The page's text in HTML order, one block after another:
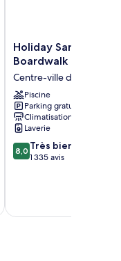
Holiday
Sands
On
the
Boardwalk
Centre-
ville
de
Myrtle
Holiday Sands
Boardwalk
Centre-ville de Myrtle
Piscine
Parking gratuit
Climatisation
Laverie
8.0
sur
8,0 Très bien
1 335 avis